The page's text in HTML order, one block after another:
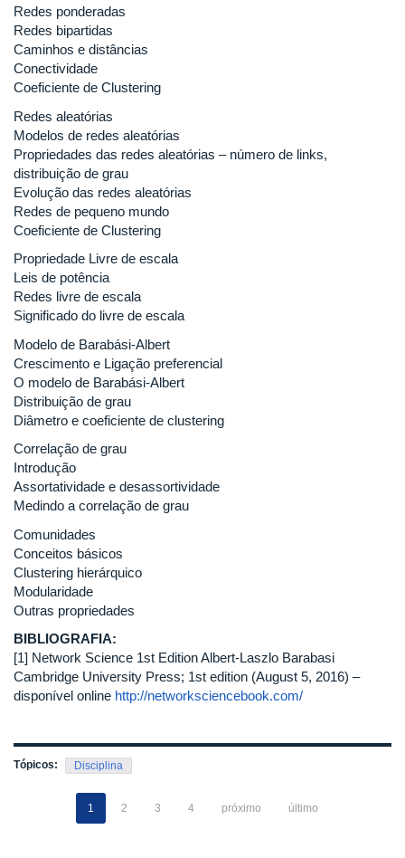
Redes ponderadas
Redes bipartidas
Caminhos e distâncias
Conectividade
Coeficiente de Clustering
Redes aleatórias
Modelos de redes aleatórias
Propriedades das redes aleatórias – número de links,
distribuição de grau
Evolução das redes aleatórias
Redes de pequeno mundo
Coeficiente de Clustering
Propriedade Livre de escala
Leis de potência
Redes livre de escala
Significado do livre de escala
Modelo de Barabási-Albert
Crescimento e Ligação preferencial
O modelo de Barabási-Albert
Distribuição de grau
Diâmetro e coeficiente de clustering
Correlação de grau
Introdução
Assortatividade e desassortividade
Medindo a correlação de grau
Comunidades
Conceitos básicos
Clustering hierárquico
Modularidade
Outras propriedades
BIBLIOGRAFIA:
[1] Network Science 1st Edition Albert-Laszlo Barabasi
Cambridge University Press; 1st edition (August 5, 2016) –
disponível online http://networksciencebook.com/
Tópicos: Disciplina
1 2 3 4 próximo último